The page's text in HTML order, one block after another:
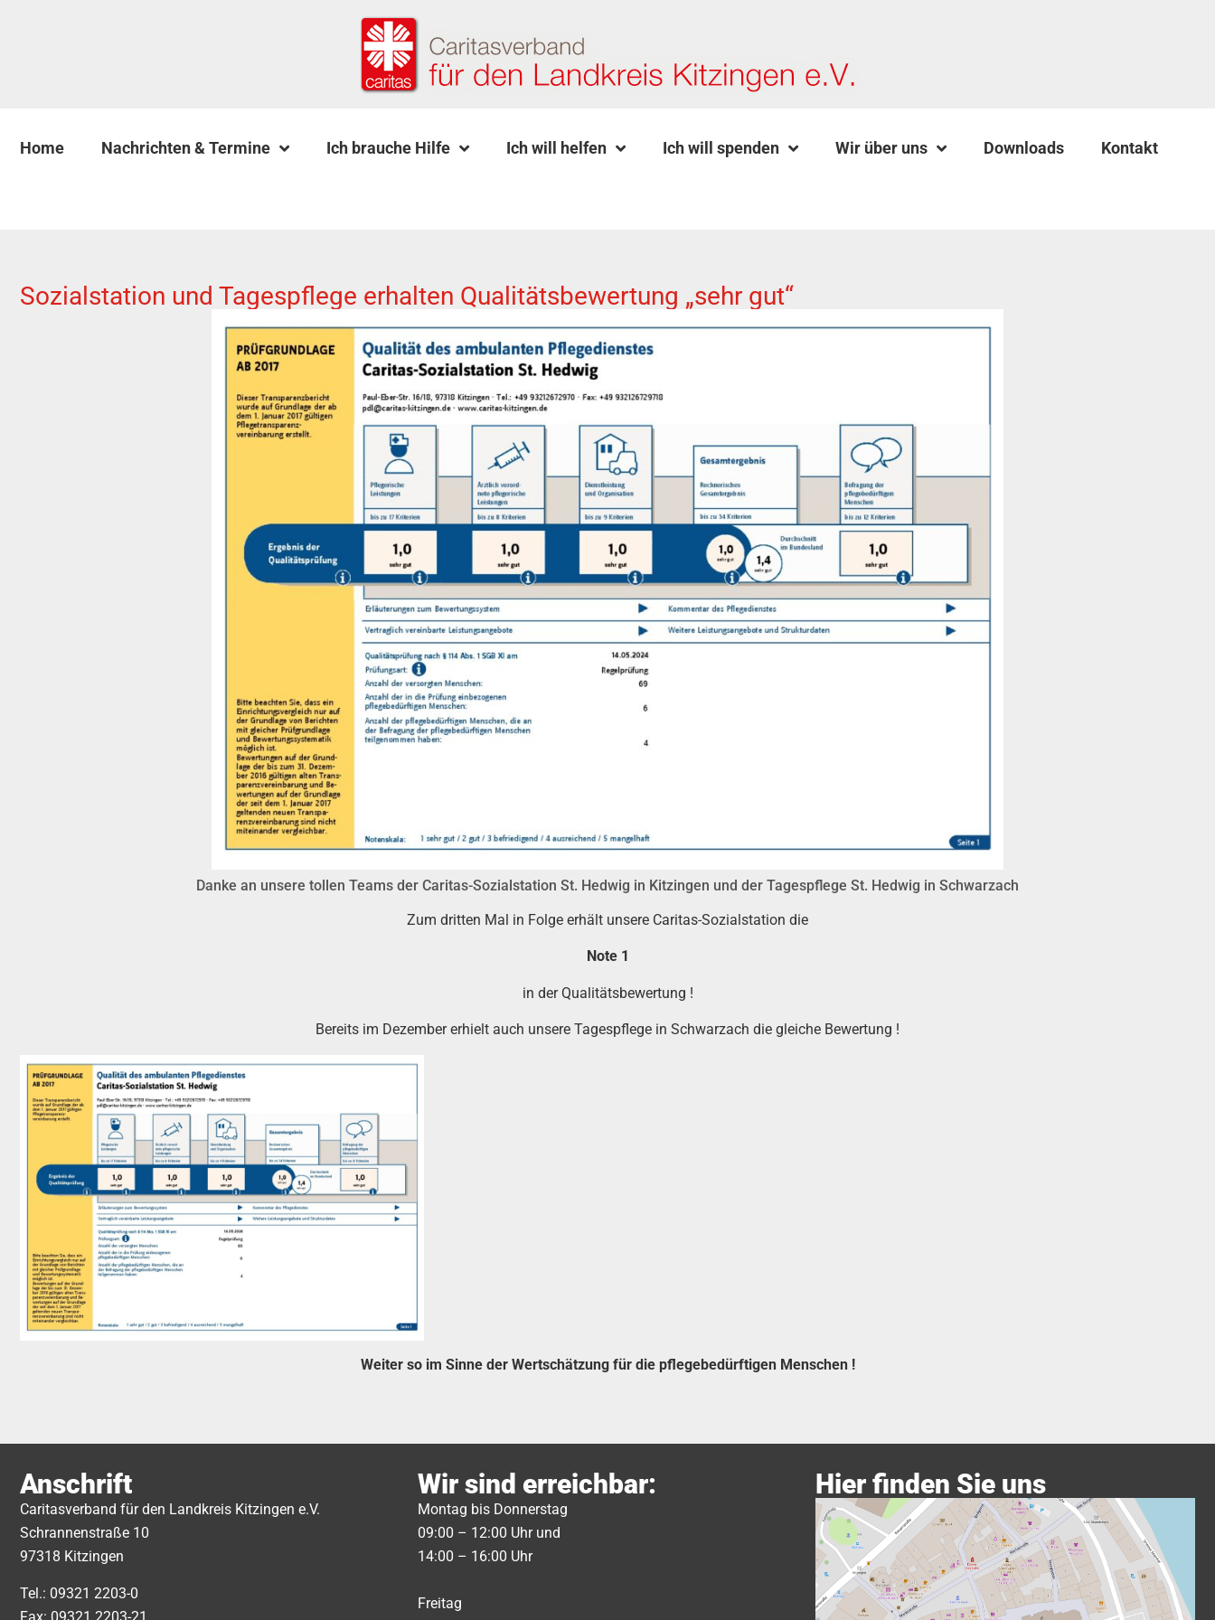
Home Nachrichten & Termine Ich brauche Hilfe Ich will helfen Ich will spenden Wir über uns Downloads Kontakt
Sozialstation und Tagespflege erhalten Qualitätsbewertung „sehr gut“
Danke an unsere tollen Teams der Caritas-Sozialstation St. Hedwig in Kitzingen und der Tagespflege St. Hedwig in Schwarzach
Zum dritten Mal in Folge erhält unsere Caritas-Sozialstation die
Note 1
in der Qualitätsbewertung !
Bereits im Dezember erhielt auch unsere Tagespflege in Schwarzach die gleiche Bewertung !
Weiter so im Sinne der Wertschätzung für die pflegebedürftigen Menschen !
Anschrift
Caritasverband für den Landkreis Kitzingen e.V.
Schrannenstraße 10
97318 Kitzingen
Tel.: 09321 2203-0
Wir sind erreichbar:
Montag bis Donnerstag
09:00 – 12:00 Uhr und
14:00 – 16:00 Uhr
Freitag
Hier finden Sie uns